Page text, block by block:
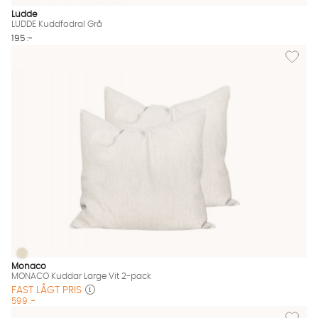
Ludde
LUDDE Kuddfodral Grå
195 :-
Lägg
MONACO Kuddar Large Vit 2-pack Finns även i dessa färger:
MONACO Kuddar Large Vit 2-pack
Monaco
MONACO Kuddar Large Vit 2-pack
FAST LÅGT PRIS
599 :-
Lägg